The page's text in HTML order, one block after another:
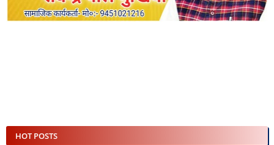
HOT POSTS